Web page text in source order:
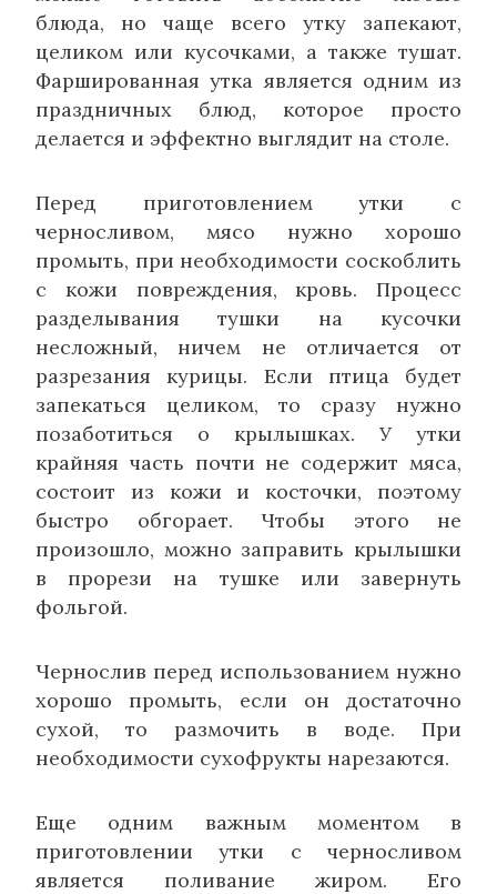
блюда, но чаще всего утку запекают,
целиком или кусочками, а также тушат.
Фаршированная утка является одним из
праздничных блюд, которое просто
делается и эффектно выглядит на столе.
Перед приготовлением утки с
черносливом, мясо нужно хорошо
промыть, при необходимости соскоблить
с кожи повреждения, кровь. Процесс
разделывания тушки на кусочки
несложный, ничем не отличается от
разрезания курицы. Если птица будет
запекаться целиком, то сразу нужно
позаботиться о крылышках. У утки
крайняя часть почти не содержит мяса,
состоит из кожи и косточки, поэтому
быстро обгорает. Чтобы этого не
произошло, можно заправить крылышки
в прорези на тушке или завернуть
фольгой.
Чернослив перед использованием нужно
хорошо промыть, если он достаточно
сухой, то размочить в воде. При
необходимости сухофрукты нарезаются.
Еще одним важным моментом в
приготовлении утки с черносливом
является поливание жиром. Его